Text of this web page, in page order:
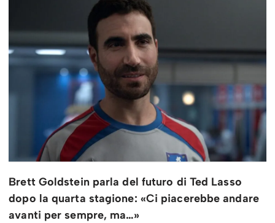
Brett Goldstein parla del futuro di Ted Lasso
dopo la quarta stagione: «Ci piacerebbe andare
avanti per sempre, ma…»